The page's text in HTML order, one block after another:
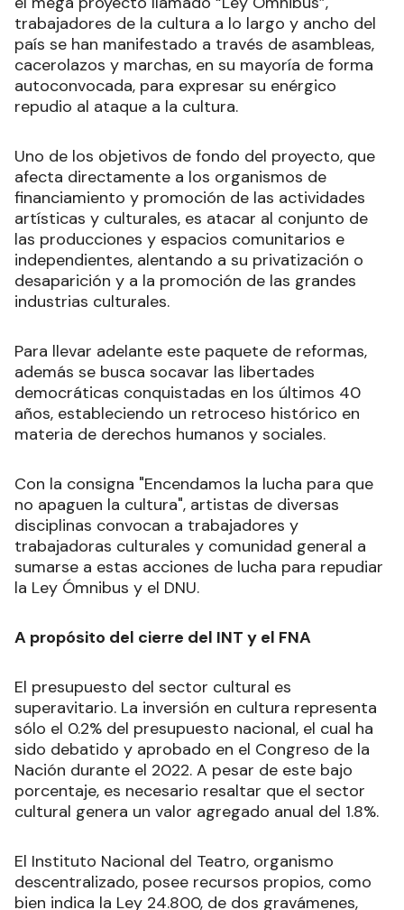
trabajadores de la cultura a lo largo y ancho del
país se han manifestado a través de asambleas,
cacerolazos y marchas, en su mayoría de forma
autoconvocada, para expresar su enérgico
repudio al ataque a la cultura.
Uno de los objetivos de fondo del proyecto, que
afecta directamente a los organismos de
financiamiento y promoción de las actividades
artísticas y culturales, es atacar al conjunto de
las producciones y espacios comunitarios e
independientes, alentando a su privatización o
desaparición y a la promoción de las grandes
industrias culturales.
Para llevar adelante este paquete de reformas,
además se busca socavar las libertades
democráticas conquistadas en los últimos 40
años, estableciendo un retroceso histórico en
materia de derechos humanos y sociales.
Con la consigna "Encendamos la lucha para que
no apaguen la cultura", artistas de diversas
disciplinas convocan a trabajadores y
trabajadoras culturales y comunidad general a
sumarse a estas acciones de lucha para repudiar
la Ley Ómnibus y el DNU.
A propósito del cierre del INT y el FNA
El presupuesto del sector cultural es
superavitario. La inversión en cultura representa
sólo el 0.2% del presupuesto nacional, el cual ha
sido debatido y aprobado en el Congreso de la
Nación durante el 2022. A pesar de este bajo
porcentaje, es necesario resaltar que el sector
cultural genera un valor agregado anual del 1.8%.
El Instituto Nacional del Teatro, organismo
descentralizado, posee recursos propios, como
bien indica la Ley 24.800, de dos gravámenes,